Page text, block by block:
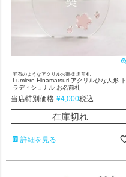
宝石のようなアクリルお雛様 名前札
Lumiere Hinamatsuri アクリルひな人形 ト
ラディショナル お名前札
当店特別価格 ¥4,000税込
在庫切れ
詳細を見る